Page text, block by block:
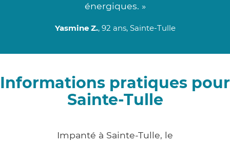
énergiques. »
Yasmine Z., 92 ans, Sainte-Tulle
Informations pratiques pour
Sainte-Tulle
Impanté à Sainte-Tulle, le